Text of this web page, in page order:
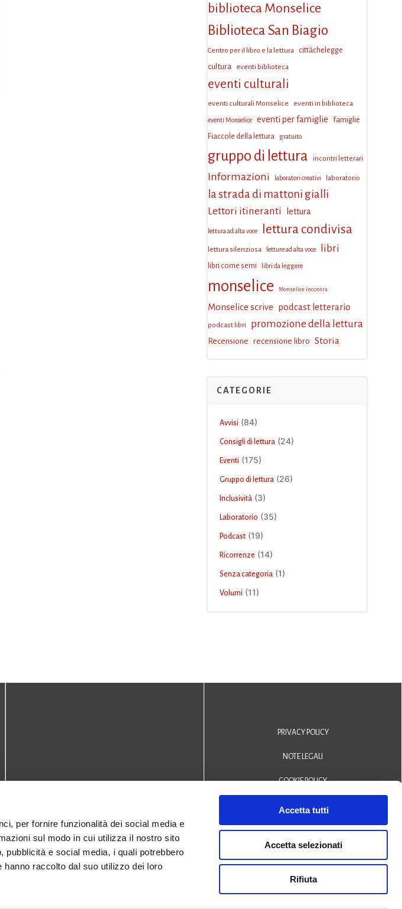
per fornire funzionalità dei social media e
sul modo in cui utilizza il nostro sito
e social media, i quali potrebbero
raccolto dal suo utilizzo dei loro
Accetta tutti
Accetta selezionati
Rifiuta
biblioteca Monselice
Biblioteca San Biagio
Centro per il libro e la lettura cittàchelegge
cultura eventi biblioteca
eventi culturali
eventi culturali Monselice eventi in biblioteca
eventi Monselice eventi per famiglie
famiglie
Fiaccole della lettura
gratuito
gruppo di lettura incontri letterari
Informazioni laboratori creativi laboratorio
la strada di mattoni gialli
Lettori itineranti lettura
lettura ad alta voce lettura condivisa
lettura silenziosa letture ad alta voce libri
libri come semi libri da leggere
monselice Monselice incontra
Monselice scrive podcast letterario
podcast libri promozione della lettura
Recensione recensione libro Storia
CATEGORIE
Avvisi (84)
Consigli di lettura(24)
Eventi (175)
Gruppo di lettura(26)
Inclusività(3)
Laboratorio (35)
Podcast(19)
Ricorrenze (14)
Senza categoria(1)
Volumi (11)
Via San Biagio,10
35043 Monselice (PD)
PRIVACY POLICY
NOTE LEGALI
COOKIE POLICY
DICHIARAZIONE DI ACCESSIBILITÀ
© 2024 Biblioteca Comunale
San Biagio Monselice -